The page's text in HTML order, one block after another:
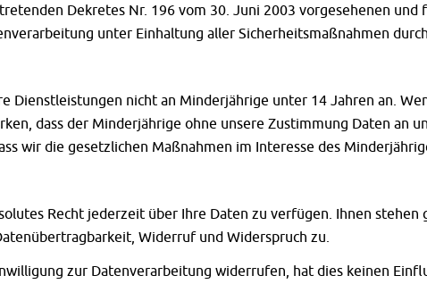
Dekretes Nr. 196 vom 30. Juni 2003 vorgesehenen
unter Einhaltung aller Sicherheitsmaßnahmen
Dienstleistungen nicht an Minderjährige unter 14 Jahren an.
dass der Minderjährige ohne unsere Zustimmung Daten an
wir die gesetzlichen Maßnahmen im Interesse des
Recht jederzeit über Ihre Daten zu verfügen. Ihnen
Widerruf und Widerspruch zu.
zur Datenverarbeitung widerrufen, hat dies keinen